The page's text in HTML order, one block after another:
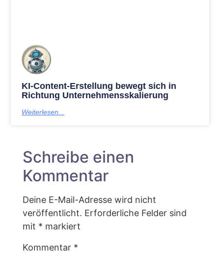
KI-Content-Erstellung bewegt sich in
Richtung Unternehmensskalierung
Weiterlesen...
Schreibe einen
Kommentar
Deine E-Mail-Adresse wird nicht
veröffentlicht. Erforderliche Felder sind
mit * markiert
Kommentar *